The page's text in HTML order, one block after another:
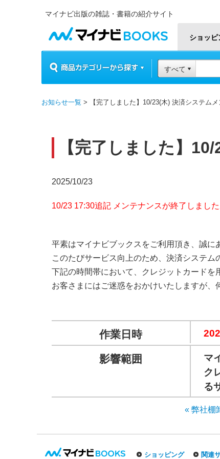
マイナビ出版の雑誌・書籍の紹介サイト
ショッピ
すべて
お知らせ一覧 > 【完了しました】10/23(木) 決済システム
【完了しました】
2025/10/23
10/23 17:30追記 メンテナンスが終了しました
平素はマイナビブックスをご利用頂き、誠に
このたびサービス向上のため、決済システム
下記の時間帯において、クレジットカードを
お客さまにはご迷惑をおかけいたしますが、
作業日時
影響範囲
マ
ク
る
« 弊社棚
ショッピング 関連